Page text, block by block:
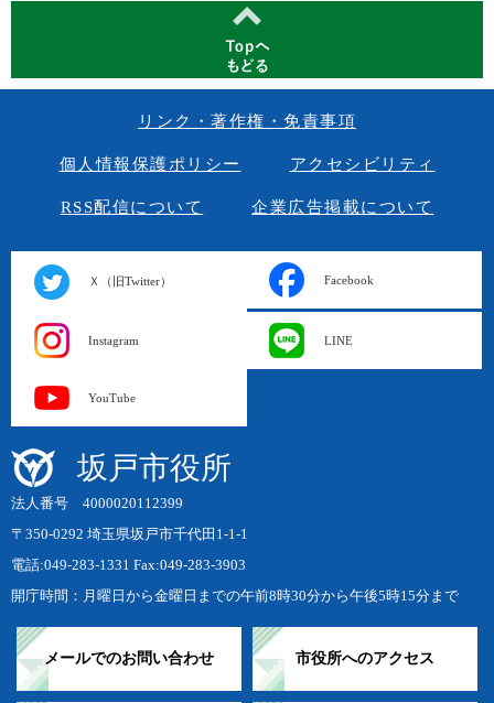
リンク・著作権・免責事項
個人情報保護ポリシー アクセシビリティ
RSS配信について 企業広告掲載について
Ｘ（旧Twitter） Facebook
Instagram LINE
YouTube
坂戸市役所
法人番号 4000020112399
〒350-0292 埼玉県坂戸市千代田1-1-1
電話:049-283-1331 Fax:049-283-3903
開庁時間：月曜日から金曜日までの午前8時30分から午後5時15分まで
メールでのお問い合わせ 市役所へのアクセス